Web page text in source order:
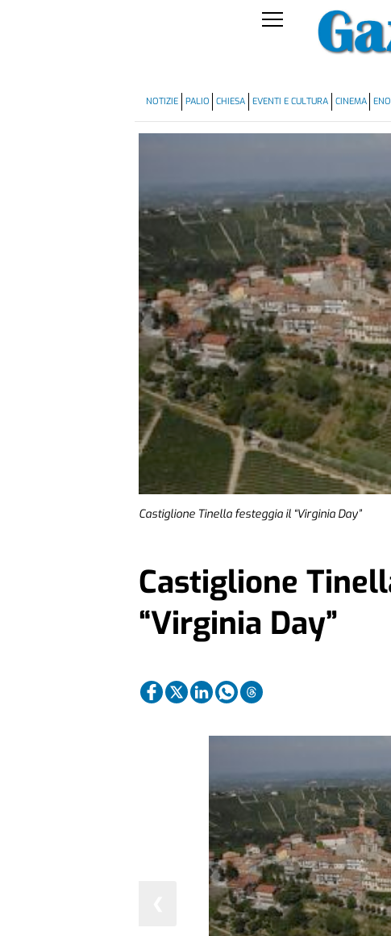
NOTIZIE PALIO CHIESA EVENTI E CULTURA CINEMA
Castiglione Tinella festeggia il “Virginia Day”
Castiglione
“Virginia Day”